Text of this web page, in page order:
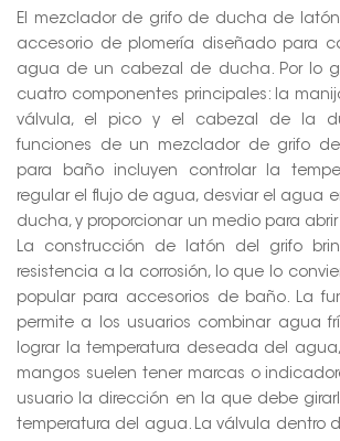
El mezclador de grifo de ducha de
accesorio de plomería diseñado para
agua de un cabezal de ducha. Por lo
cuatro componentes principales: la
válvula, el pico y el cabezal de la
funciones de un mezclador de grifo
para baño incluyen controlar la
regular el flujo de agua, desviar el agua
ducha, y proporcionar un medio para
La construcción de latón del grifo
resistencia a la corrosión, lo que lo
popular para accesorios de baño. La
permite a los usuarios combinar agua
lograr la temperatura deseada del
mangos suelen tener marcas o
usuario la dirección en la que debe
temperatura del agua. La válvula dentro